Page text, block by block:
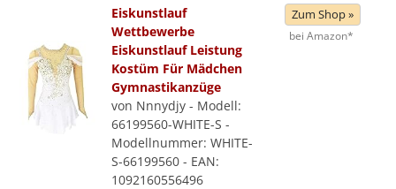
Eiskunstlauf
Wettbewerbe
Eiskunstlauf Leistung
Kostüm Für Mädchen
Gymnastikanzüge
von Nnnydjy - Modell:
66199560-WHITE-S -
Modellnummer: WHITE-
S-66199560 - EAN:
1092160556496
Zum Shop »
bei Amazon*